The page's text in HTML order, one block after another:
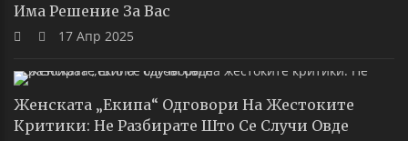
Има Решение За Вас
17 Апр 2025
Женската „екипа“ Одговори На Жестоките
Критики: Не Разбирате Што Се Случи Овде